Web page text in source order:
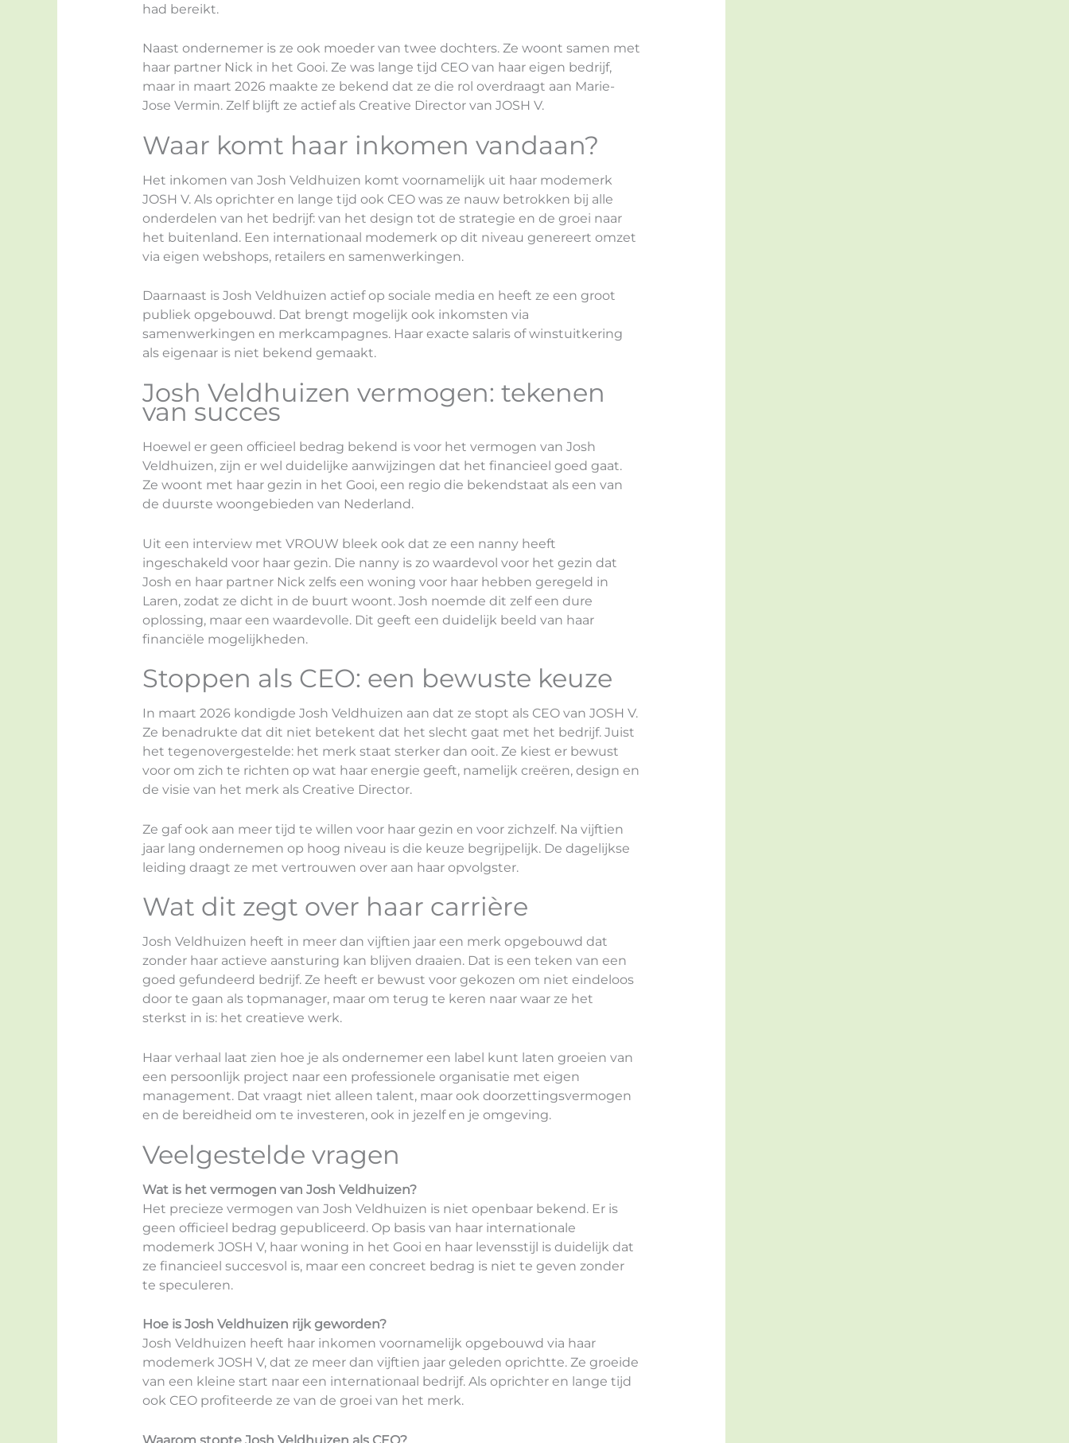
had bereikt.
Naast ondernemer is ze ook moeder van twee dochters. Ze woont samen met
haar partner Nick in het Gooi. Ze was lange tijd CEO van haar eigen bedrijf,
maar in maart 2026 maakte ze bekend dat ze die rol overdraagt aan Marie-
Jose Vermin. Zelf blijft ze actief als Creative Director van JOSH V.
Waar komt haar inkomen vandaan?
Het inkomen van Josh Veldhuizen komt voornamelijk uit haar modemerk
JOSH V. Als oprichter en lange tijd ook CEO was ze nauw betrokken bij alle
onderdelen van het bedrijf: van het design tot de strategie en de groei naar
het buitenland. Een internationaal modemerk op dit niveau genereert omzet
via eigen webshops, retailers en samenwerkingen.
Daarnaast is Josh Veldhuizen actief op sociale media en heeft ze een groot
publiek opgebouwd. Dat brengt mogelijk ook inkomsten via
samenwerkingen en merkcampagnes. Haar exacte salaris of winstuitkering
als eigenaar is niet bekend gemaakt.
Josh Veldhuizen vermogen: tekenen
van succes
Hoewel er geen officieel bedrag bekend is voor het vermogen van Josh
Veldhuizen, zijn er wel duidelijke aanwijzingen dat het financieel goed gaat.
Ze woont met haar gezin in het Gooi, een regio die bekendstaat als een van
de duurste woongebieden van Nederland.
Uit een interview met VROUW bleek ook dat ze een nanny heeft
ingeschakeld voor haar gezin. Die nanny is zo waardevol voor het gezin dat
Josh en haar partner Nick zelfs een woning voor haar hebben geregeld in
Laren, zodat ze dicht in de buurt woont. Josh noemde dit zelf een dure
oplossing, maar een waardevolle. Dit geeft een duidelijk beeld van haar
financiële mogelijkheden.
Stoppen als CEO: een bewuste keuze
In maart 2026 kondigde Josh Veldhuizen aan dat ze stopt als CEO van JOSH V.
Ze benadrukte dat dit niet betekent dat het slecht gaat met het bedrijf. Juist
het tegenovergestelde: het merk staat sterker dan ooit. Ze kiest er bewust
voor om zich te richten op wat haar energie geeft, namelijk creëren, design en
de visie van het merk als Creative Director.
Ze gaf ook aan meer tijd te willen voor haar gezin en voor zichzelf. Na vijftien
jaar lang ondernemen op hoog niveau is die keuze begrijpelijk. De dagelijkse
leiding draagt ze met vertrouwen over aan haar opvolgster.
Wat dit zegt over haar carrière
Josh Veldhuizen heeft in meer dan vijftien jaar een merk opgebouwd dat
zonder haar actieve aansturing kan blijven draaien. Dat is een teken van een
goed gefundeerd bedrijf. Ze heeft er bewust voor gekozen om niet eindeloos
door te gaan als topmanager, maar om terug te keren naar waar ze het
sterkst in is: het creatieve werk.
Haar verhaal laat zien hoe je als ondernemer een label kunt laten groeien van
een persoonlijk project naar een professionele organisatie met eigen
management. Dat vraagt niet alleen talent, maar ook doorzettingsvermogen
en de bereidheid om te investeren, ook in jezelf en je omgeving.
Veelgestelde vragen
Wat is het vermogen van Josh Veldhuizen?
Het precieze vermogen van Josh Veldhuizen is niet openbaar bekend. Er is
geen officieel bedrag gepubliceerd. Op basis van haar internationale
modemerk JOSH V, haar woning in het Gooi en haar levensstijl is duidelijk dat
ze financieel succesvol is, maar een concreet bedrag is niet te geven zonder
te speculeren.
Hoe is Josh Veldhuizen rijk geworden?
Josh Veldhuizen heeft haar inkomen voornamelijk opgebouwd via haar
modemerk JOSH V, dat ze meer dan vijftien jaar geleden oprichtte. Ze groeide
van een kleine start naar een internationaal bedrijf. Als oprichter en lange tijd
ook CEO profiteerde ze van de groei van het merk.